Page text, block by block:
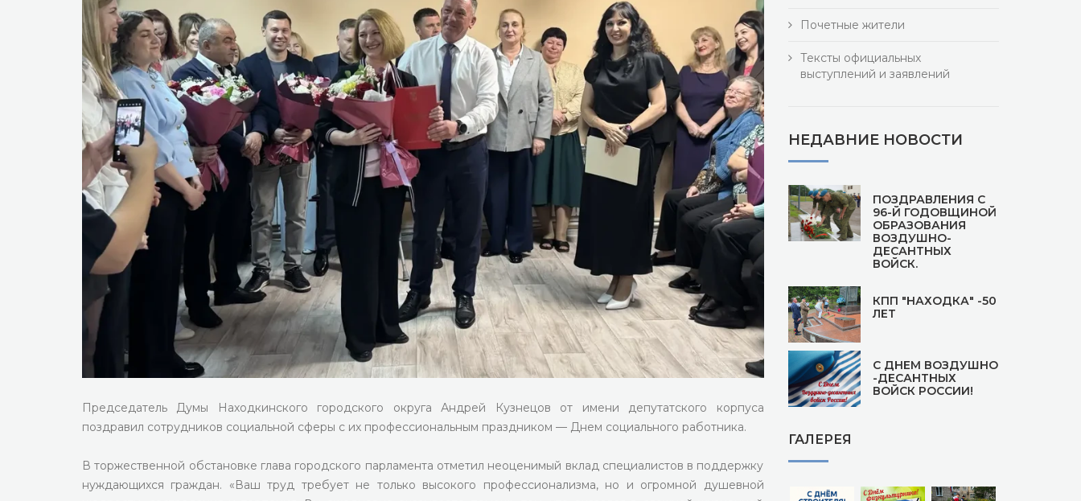
Председатель Думы Находкинского городского округа Андрей Кузнецов от имени депутатского корпуса
поздравил сотрудников социальной сферы с их профессиональным праздником — Днем социального работника.
В торжественной обстановке глава городского парламента отметил неоценимый вклад специалистов в поддержку
нуждающихся граждан. «Ваш труд требует не только высокого профессионализма, но и огромной душевной
Почетные жители
Тексты официальных
выступлений и заявлений
НЕДАВНИЕ НОВОСТИ
ПОЗДРАВЛЕНИЯ С
96-Й ГОДОВЩИНОЙ
ОБРАЗОВАНИЯ
ВОЗДУШНО-
ДЕСАНТНЫХ
ВОЙСК.
КПП "НАХОДКА" -50
ЛЕТ
С ДНЕМ ВОЗДУШНО
-ДЕСАНТНЫХ
ВОЙСК РОССИИ!
ГАЛЕРЕЯ